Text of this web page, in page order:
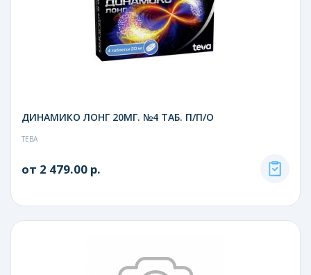
ДИНАМИКО ЛОНГ 20МГ. №4 ТАБ. П/П/О
ТЕВА
от 2 479.00 р.